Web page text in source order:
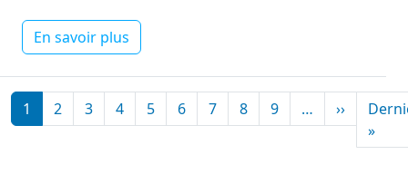
En savoir plus
Pagination
1 2 3 4 5 6 7 8 9 … ››Page
»